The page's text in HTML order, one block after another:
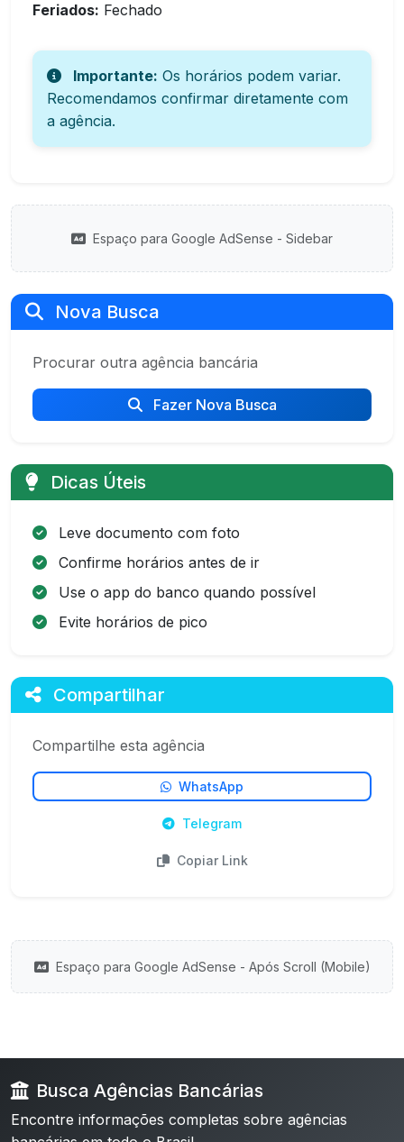
Feriados: Fechado
Importante: Os horários podem variar.
Recomendamos confirmar diretamente com
a agência.
Espaço para Google AdSense - Sidebar
Nova Busca
Procurar outra agência bancária
Fazer Nova Busca
Dicas Úteis
Leve documento com foto
Confirme horários antes de ir
Use o app do banco quando possível
Evite horários de pico
Compartilhar
Compartilhe esta agência
WhatsApp
Telegram
Copiar Link
Espaço para Google AdSense - Após Scroll (Mobile)
Busca Agências Bancárias
Encontre informações completas sobre agências